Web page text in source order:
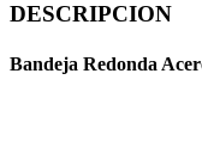
DESCRIPCION
Bandeja Redonda